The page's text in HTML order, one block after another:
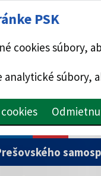
PSK
cookies súbory,
analytické súbory,